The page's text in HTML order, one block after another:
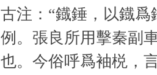
古注：“鐡錘，以鐡
例。張良所用擊秦副
也。今俗呼爲袖棁，